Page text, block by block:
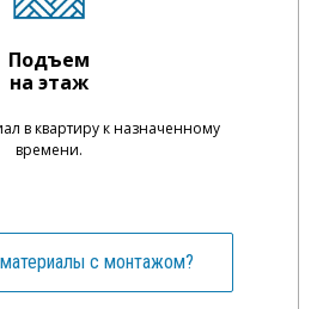
Подъем
на этаж
в квартиру к назначенному
времени.
с монтажом?